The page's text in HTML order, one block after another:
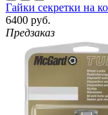
Гайки секретки на
6400 руб.
Предзаказ